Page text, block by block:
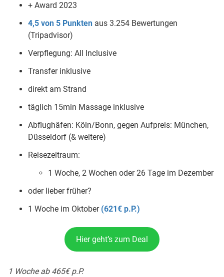
+ Award 2023
4,5 von 5 Punkten aus 3.254 Bewertungen
(Tripadvisor)
Verpflegung: All Inclusive
Transfer inklusive
direkt am Strand
täglich 15min Massage inklusive
Abflughäfen: Köln/Bonn, gegen Aufpreis: München,
Düsseldorf (& weitere)
Reisezeitraum:
1 Woche, 2 Wochen oder 26 Tage im Dezember
oder lieber früher?
1 Woche im Oktober (621€ p.P.)
Hier geht’s zum Deal
1 Woche ab 465€ p.P.